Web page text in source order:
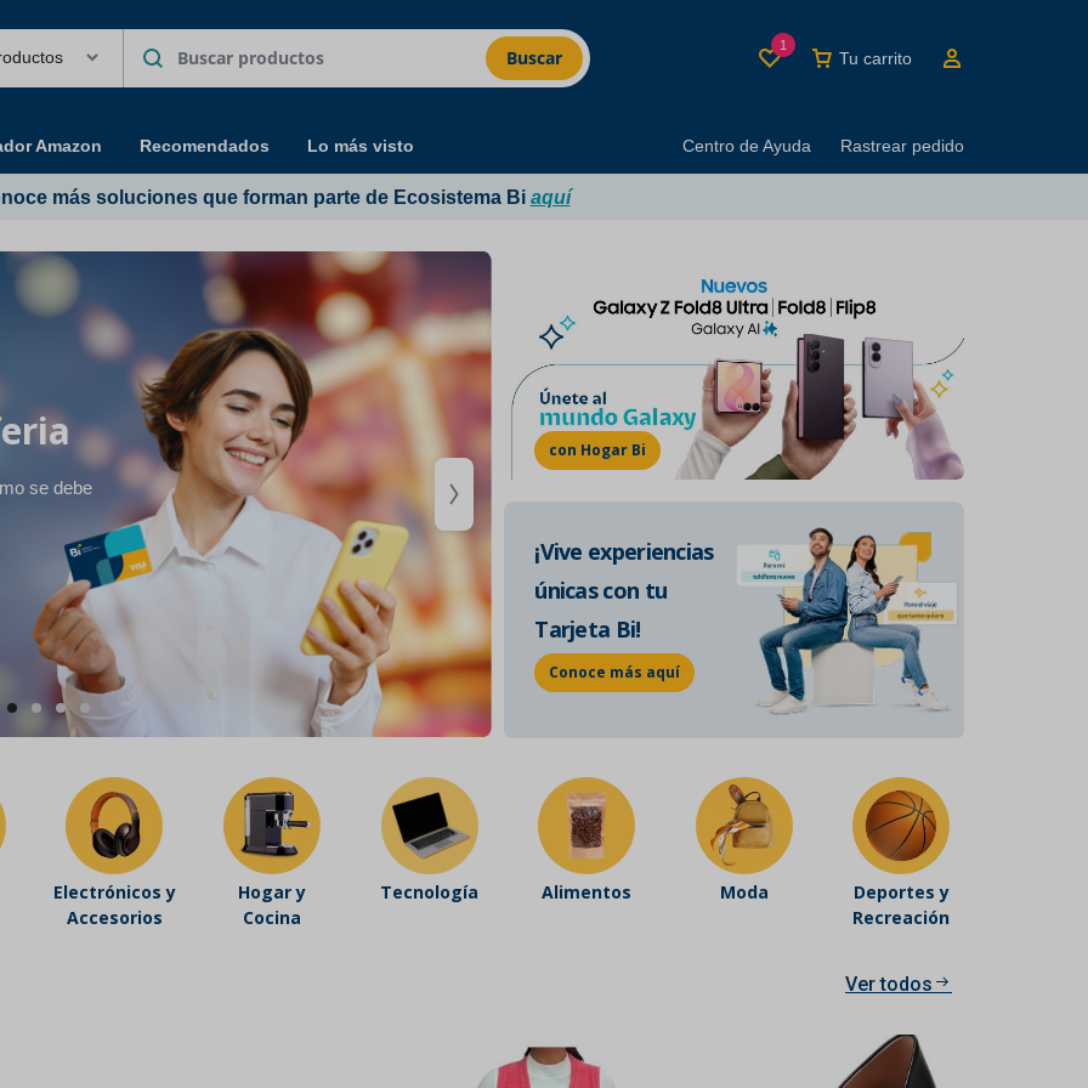
Buscar
1
Tu carrito
Amazon Recomendados Lo más visto Centro de Ayuda Rastrear pedido
más soluciones que forman parte de Ecosistema Bi aquí
Los mejores productos
del buen beber
Marcas con décadas
de historia auténtica.
con Hogar Bi
¡Vive experiencias
únicas con tu
Tarjeta Bi!
Conoce más aquí
Electrónicos y
Accesorios
Hogar y
Cocina
Tecnología Alimentos Moda
Deportes y
Recreación
Ver todos